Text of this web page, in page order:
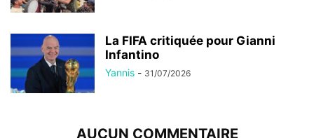
La FIFA critiquée pour Gianni
Infantino
Yannis - 31/07/2026
AUCUN COMMENTAIRE